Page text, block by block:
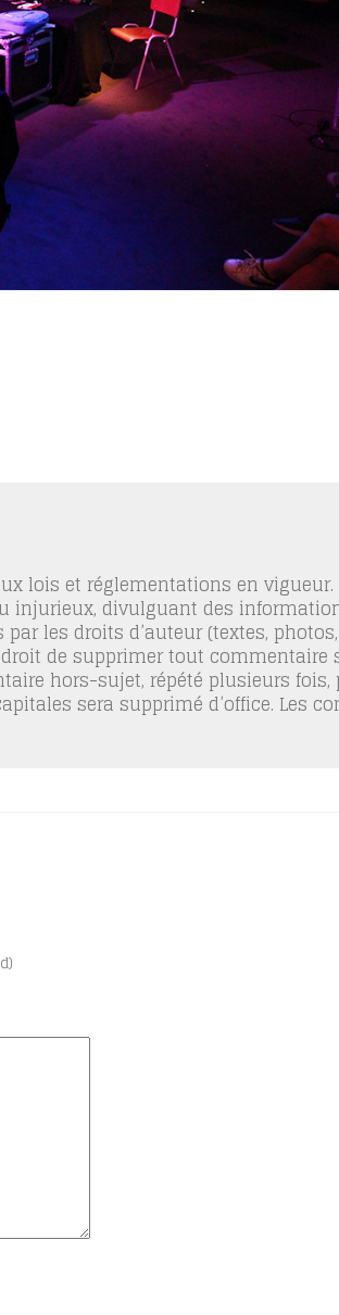
lois et réglementations en
injurieux, divulguant des
les droits d’auteur (textes,
de supprimer tout commentaire
hors-sujet, répété plusieurs
sera supprimé d’office. Les